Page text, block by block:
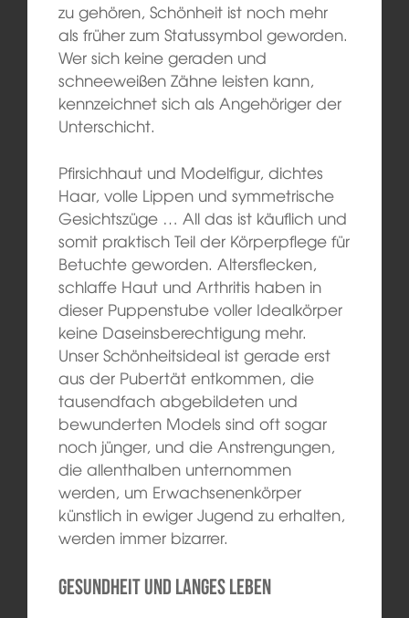
zu gehören, Schönheit ist noch mehr
als früher zum Statussymbol geworden.
Wer sich keine geraden und
schneeweißen Zähne leisten kann,
kennzeichnet sich als Angehöriger der
Unterschicht.
Pfirsichhaut und Modelfigur, dichtes
Haar, volle Lippen und symmetrische
Gesichtszüge … All das ist käuflich und
somit praktisch Teil der Körperpflege für
Betuchte geworden. Altersflecken,
schlaffe Haut und Arthritis haben in
dieser Puppenstube voller Idealkörper
keine Daseinsberechtigung mehr.
Unser Schönheitsideal ist gerade erst
aus der Pubertät entkommen, die
tausendfach abgebildeten und
bewunderten Models sind oft sogar
noch jünger, und die Anstrengungen,
die allenthalben unternommen
werden, um Erwachsenenkörper
künstlich in ewiger Jugend zu erhalten,
werden immer bizarrer.
Gesundheit und langes Leben